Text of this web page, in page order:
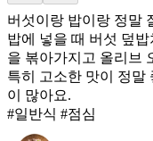
버섯이랑 밥이랑 정말
밥에 넣을 때 버섯 덮
을 볶아가지고 올리브
특히 고소한 맛이 정말
이 많아요.
#일반식 #점심